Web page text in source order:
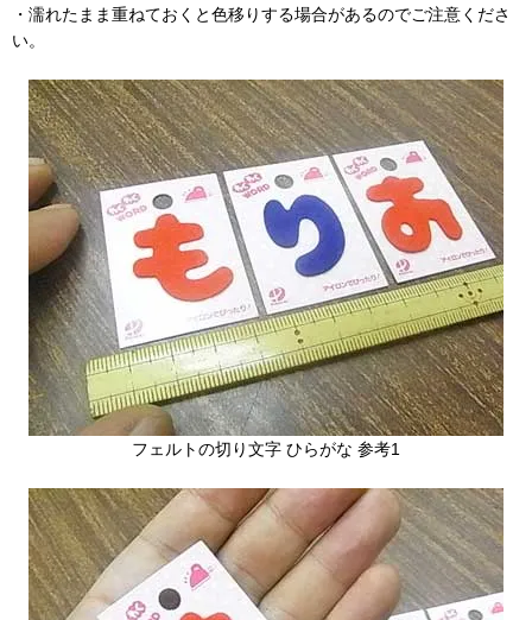
・濡れたまま重ねておくと色移りする場合があるのでご注意くださ
い。
フェルトの切り文字 ひらがな 参考1